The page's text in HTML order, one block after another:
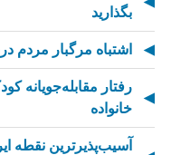
بگذارید
اشتباه مرگبار مردم
رفتار مقابله‌جویانه
خانواده
آسیب‌پذیرترین نقطه